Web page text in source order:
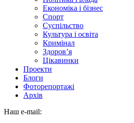
Економіка і бізнес
Спорт
Суспільство
Культура і освіта
Кримінал
Здоров’я
Цікавинки
Проекти
Блоги
Фоторепортажі
Архів
Наш e-mail: